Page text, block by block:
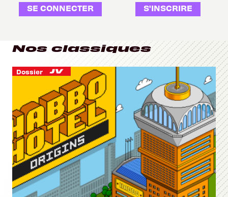
SE CONNECTER S'INSCRIRE
Nos classiques
Dossier